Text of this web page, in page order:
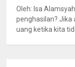
Oleh: Isa
penghasilan? Jika
uang ketika kita